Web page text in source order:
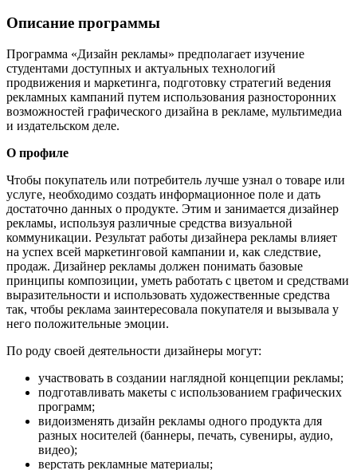
Описание программы
Программа «Дизайн рекламы» предполагает изучение
студентами доступных и актуальных технологий
продвижения и маркетинга, подготовку стратегий ведения
рекламных кампаний путем использования разносторонних
возможностей графического дизайна в рекламе, мультимедиа
и издательском деле.
О профиле
Чтобы покупатель или потребитель лучше узнал о товаре или
услуге, необходимо создать информационное поле и дать
достаточно данных о продукте. Этим и занимается дизайнер
рекламы, используя различные средства визуальной
коммуникации. Результат работы дизайнера рекламы влияет
на успех всей маркетинговой кампании и, как следствие,
продаж. Дизайнер рекламы должен понимать базовые
принципы композиции, уметь работать с цветом и средствами
выразительности и использовать художественные средства
так, чтобы реклама заинтересовала покупателя и вызывала у
него положительные эмоции.
По роду своей деятельности дизайнеры могут:
участвовать в создании наглядной концепции рекламы;
подготавливать макеты с использованием графических
программ;
видоизменять дизайн рекламы одного продукта для
разных носителей (баннеры, печать, сувениры, аудио,
видео);
верстать рекламные материалы;